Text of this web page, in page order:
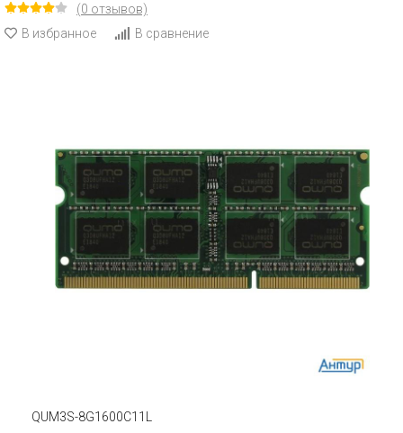
(0 отзывов)
В избранное
В сравнение
QUM3S-8G1600C11L